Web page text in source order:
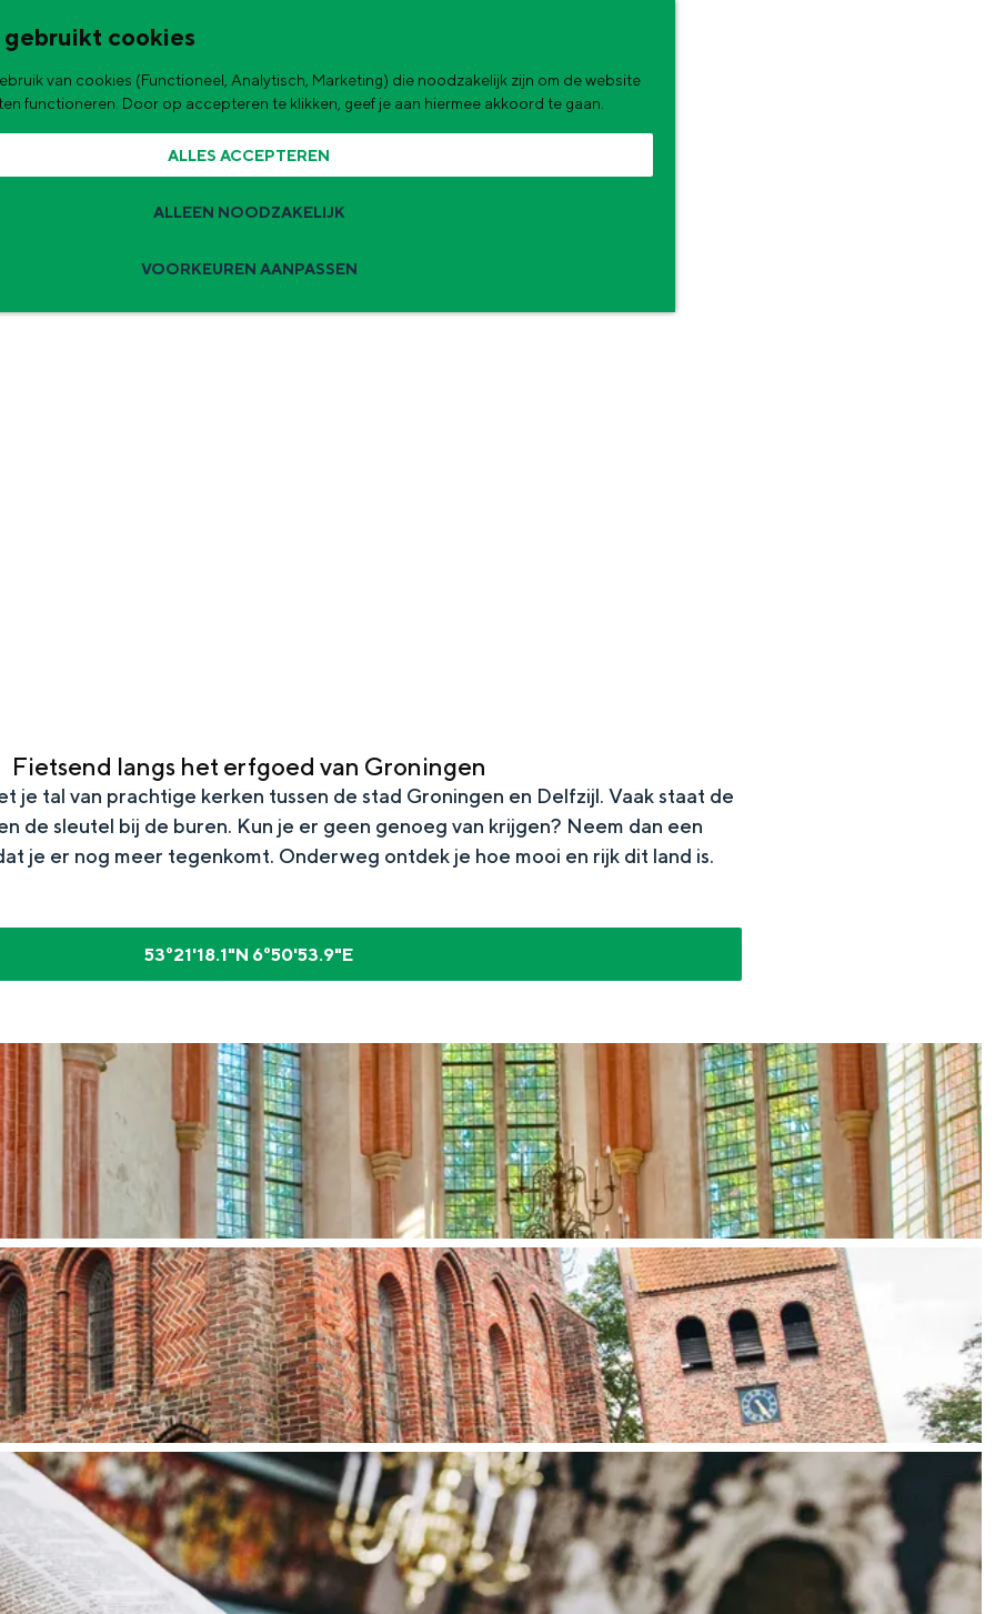
cookies
van cookies (Functioneel, Analytisch, Marketing) die noodzakelijk zijn om de website
functioneren. Door op accepteren te klikken, geef je aan hiermee akkoord te gaan.
ALLES ACCEPTEREN
ALLEEN NOODZAKELIJK
VOORKEUREN AANPASSEN
stad
Top 10 bezienswaardigheden
Bijzonder overnachten
Van slapen in een voormalige graanzolder van een molen tot overnachten in een iglo van stro: Groningen biedt voor ieder wat wils.
Fietsen Provincie Erfgoed | |
LANGS DE KERKEN
Fietsend langs het erfgoed van Groningen
je tal van prachtige kerken tussen de stad Groningen en Delfzijl. Vaak staat de
de sleutel bij de buren. Kun je er geen genoeg van krijgen? Neem dan een
je er nog meer tegenkomt. Onderweg ontdek je hoe mooi en rijk dit land is.
53°21'18.1"N 6°50'53.9"E